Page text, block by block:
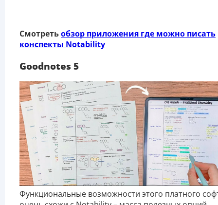
Смотретьобзор приложения где можно писать
конспекты Notability
Goodnotes 5
Функциональные возможности этого платного